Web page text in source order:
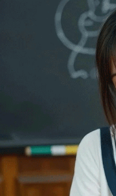
最热 添加
都市
2025
全部 大陆 香港